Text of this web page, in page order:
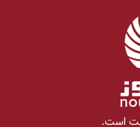
است.